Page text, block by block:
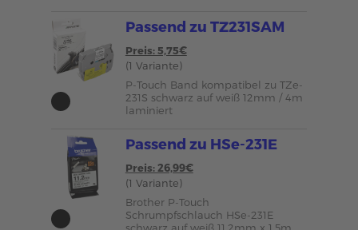
Passend zu TZ231SAM
Preis: 5,75€
(1 Variante)
P-Touch Band kompatibel zu TZe-
231S schwarz auf weiß 12mm / 4m
laminiert
Passend zu HSe-231E
Preis: 26,99€
(1 Variante)
Brother P-Touch
Schrumpfschlauch HSe-231E